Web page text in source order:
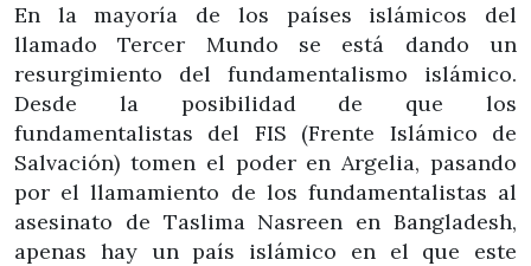
En la mayoría de los países islámicos del
llamado Tercer Mundo se está dando un
resurgimiento del fundamentalismo islámico.
Desde la posibilidad de que los
fundamentalistas del FIS (Frente Islámico de
Salvación) tomen el poder en Argelia, pasando
por el llamamiento de los fundamentalistas al
asesinato de Taslima Nasreen en Bangladesh,
apenas hay un país islámico en el que este